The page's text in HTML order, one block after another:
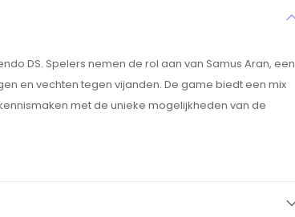
DS. Spelers nemen de rol aan van Samus Aran, een
en vechten tegen vijanden. De game biedt een mix
met de unieke mogelijkheden van de